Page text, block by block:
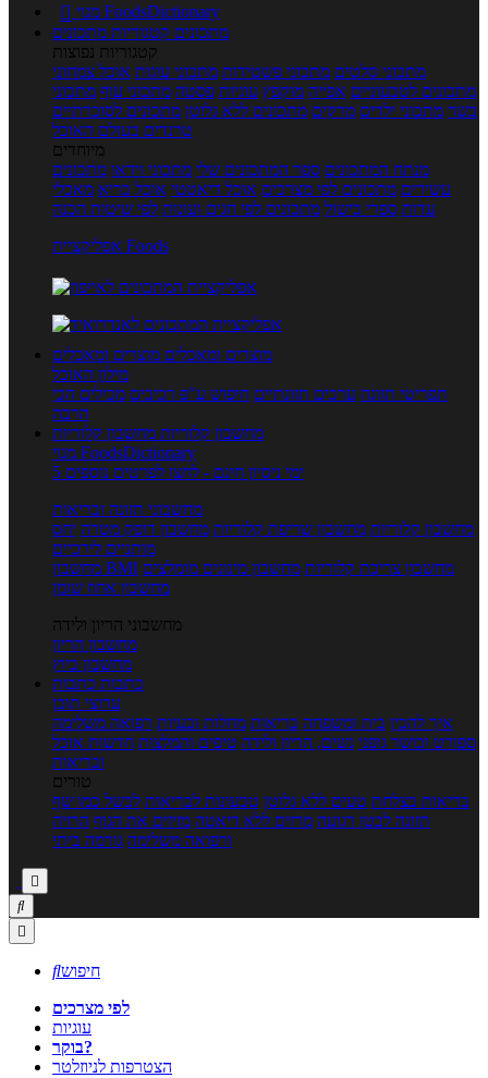

מנוי FoodsDictionary
מתכונים קטגוריות מתכונים
קטגוריות נפוצות
מתכוני סלטים מתכוני פשטידות מתכוני עוגות אוכל צמחוני
מתכונים לטבעוניים אפייה מוקפץ עוגיות פסטה מתכוני עוף מתכוני
בשר מתכוני ילדים מרקים מתכונים ללא גלוטן מתכונים לסוכרתיים
טרנדים בעולם האוכל
מיוחדים
מנתח המתכונים ספר המתכונים שלי מתכוני וידאו מתכונים
עשירים מתכונים לפי מצרכים אוכל דיאטטי אוכל בריא מאכלי
עדות ספרי בישול מתכונים לפי חגים ועונות לפי שיטות הכנה
אפליקציית Foods
מוצרים ומאכלים מוצרים ומאכלים
מילון האוכל
תפריטי תזונה ערכים תזונתיים חיפוש ע"פ רכיבים מכילים הכי
הרבה
מחשבון קלוריות מחשבון קלוריות
מנוי FoodsDictionary
5 ימי ניסיון חינם - לחצו לפרטים נוספים
מחשבוני תזונה ובריאות
מחשבון קלוריות מחשבון שריפת קלוריות מחשבון דופק מטרה יחס
מותניים לירכיים
מחשבון BMI
מחשבון צריכת קלוריות מחשבון מינונים מומלצים
מחשבון אחוז שומן
מחשבוני הריון ולידה
מחשבון הריון
מחשבון ביוץ
כתבות כתבות
ערוצי תוכן
איך להכין בית ומשפחה בריאות מחלות ובעיות רפואה משלימה
ספורט וכושר גופני נשים, הריון ולידה טיפים והמלצות חדשות אוכל
ובריאות
טורים
בריאות בצלחת טעים ללא גלוטן טבעונות לבריאות לבשל כמו שף
תזונה לבטן רגועה מרזים ללא דיאטה מזיזים את הגוף הרזיה
ורפואה משלימה גורמה ביתי



חיפוש
לפי מצרכים
עוגיות
בוקר?
הצטרפות לניוזלטר